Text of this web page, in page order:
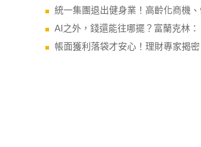
都審通過！土城暫緩區縫合最後拼
統一集團退出健身業！高齡化商機、
AI之外，錢還能往哪擺？富蘭克林：